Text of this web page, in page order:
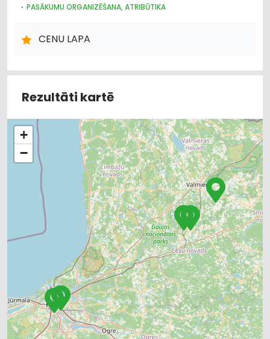
PASĀKUMU ORGANIZĒŠANA, ATRIBŪTIKA
CENU LAPA
Rezultāti kartē
+
−